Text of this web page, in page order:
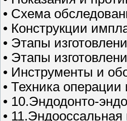
• Схема
• Конструкции
• Этапы
• Этапы
• Инструменты и
• Техника
• 10.Эндодонто-
•